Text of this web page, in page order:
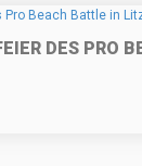
DES PRO